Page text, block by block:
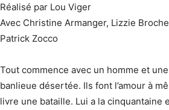
Réalisé par Lou Viger
Avec Christine Armanger, Lizzie
Patrick Zocco
Tout commence avec un homme et
banlieue désertée. Ils font l’amour à
livre une bataille. Lui a la cinquantaine